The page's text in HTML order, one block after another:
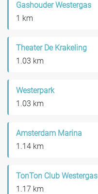
Gashouder Westergas
1 km
Theater De Krakeling
1.03 km
Westerpark
1.03 km
Amsterdam Marina
1.14 km
TonTon Club Westergas
1.17 km